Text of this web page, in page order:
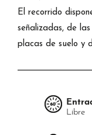
El recorrido
señalizadas, de
placas de suelo y
Libre